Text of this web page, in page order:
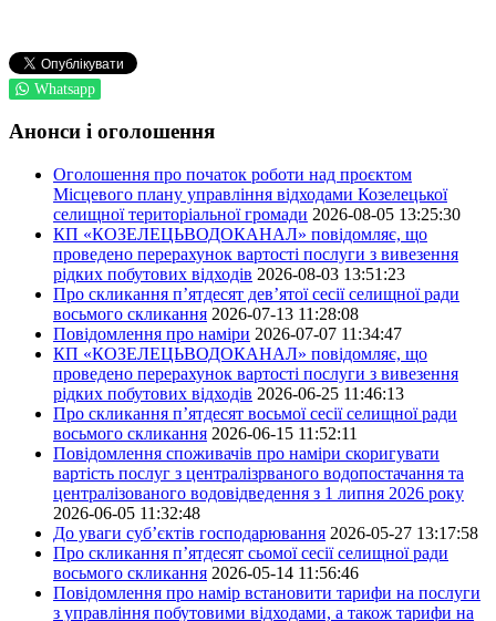
Whatsapp
Анонси і оголошення
Оголошення про початок роботи над проєктом
Місцевого плану управління відходами Козелецької
селищної територіальної громади 2026-08-05 13:25:30
КП «КОЗЕЛЕЦЬВОДОКАНАЛ» повідомляє, що
проведено перерахунок вартості послуги з вивезення
рідких побутових відходів 2026-08-03 13:51:23
Про скликання п’ятдесят дев’ятої сесії селищної ради
восьмого скликання 2026-07-13 11:28:08
Повідомлення про наміри 2026-07-07 11:34:47
КП «КОЗЕЛЕЦЬВОДОКАНАЛ» повідомляє, що
проведено перерахунок вартості послуги з вивезення
рідких побутових відходів 2026-06-25 11:46:13
Про скликання п’ятдесят восьмої сесії селищної ради
восьмого скликання 2026-06-15 11:52:11
Повідомлення споживачів про наміри скоригувати
вартість послуг з централізрваного водопостачання та
централізованого водовідведення з 1 липня 2026 року
2026-06-05 11:32:48
До уваги суб’єктів господарювання 2026-05-27 13:17:58
Про скликання п’ятдесят сьомої сесії селищної ради
восьмого скликання 2026-05-14 11:56:46
Повідомлення про намір встановити тарифи на послуги
з управління побутовими відходами, а також тарифи на